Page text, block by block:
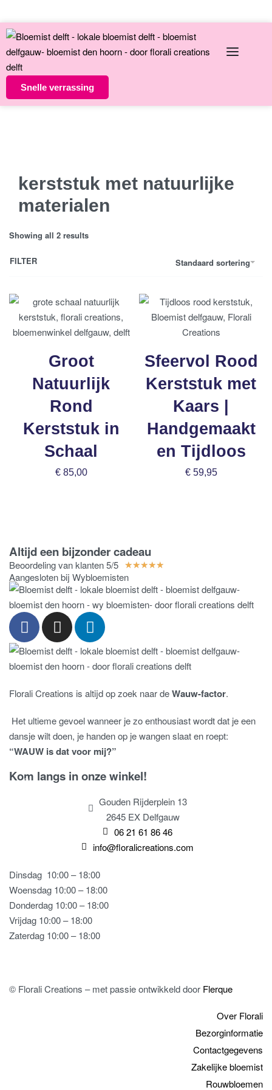
Snelle verrassing
kerststuk met natuurlijke
materialen
Showing all 2 results
Standaard sortering
FILTER
Groot
Natuurlijk
Rond
Kerststuk in
Schaal
€85,00
Sfeervol Rood
Kerststuk met
Kaars |
Handgemaakt
en Tijdloos
€59,95
Altijd een bijzonder cadeau
Beoordeling van klanten 5/5 ★★★★★
Aangesloten bij Wybloemisten
Florali Creations is altijd op zoek naar deWauw-factor.
Het ultieme gevoel wanneer je zo enthousiast wordt dat je een
dansje wilt doen, je handen op je wangen slaat en roept:
“WAUW is dat voor mij?”
Kom langs in onze winkel!
Gouden Rijderplein 13
2645 EX Delfgauw
06 21 61 86 46
info@floralicreations.com
Dinsdag 10:00 – 18:00
Woensdag 10:00 – 18:00
Donderdag 10:00 – 18:00
Vrijdag 10:00 – 18:00
Zaterdag 10:00 – 18:00
© Florali Creations – met passie ontwikkeld door Flerque
Over Florali
Bezorginformatie
Contactgegevens
Zakelijke bloemist
Rouwbloemen